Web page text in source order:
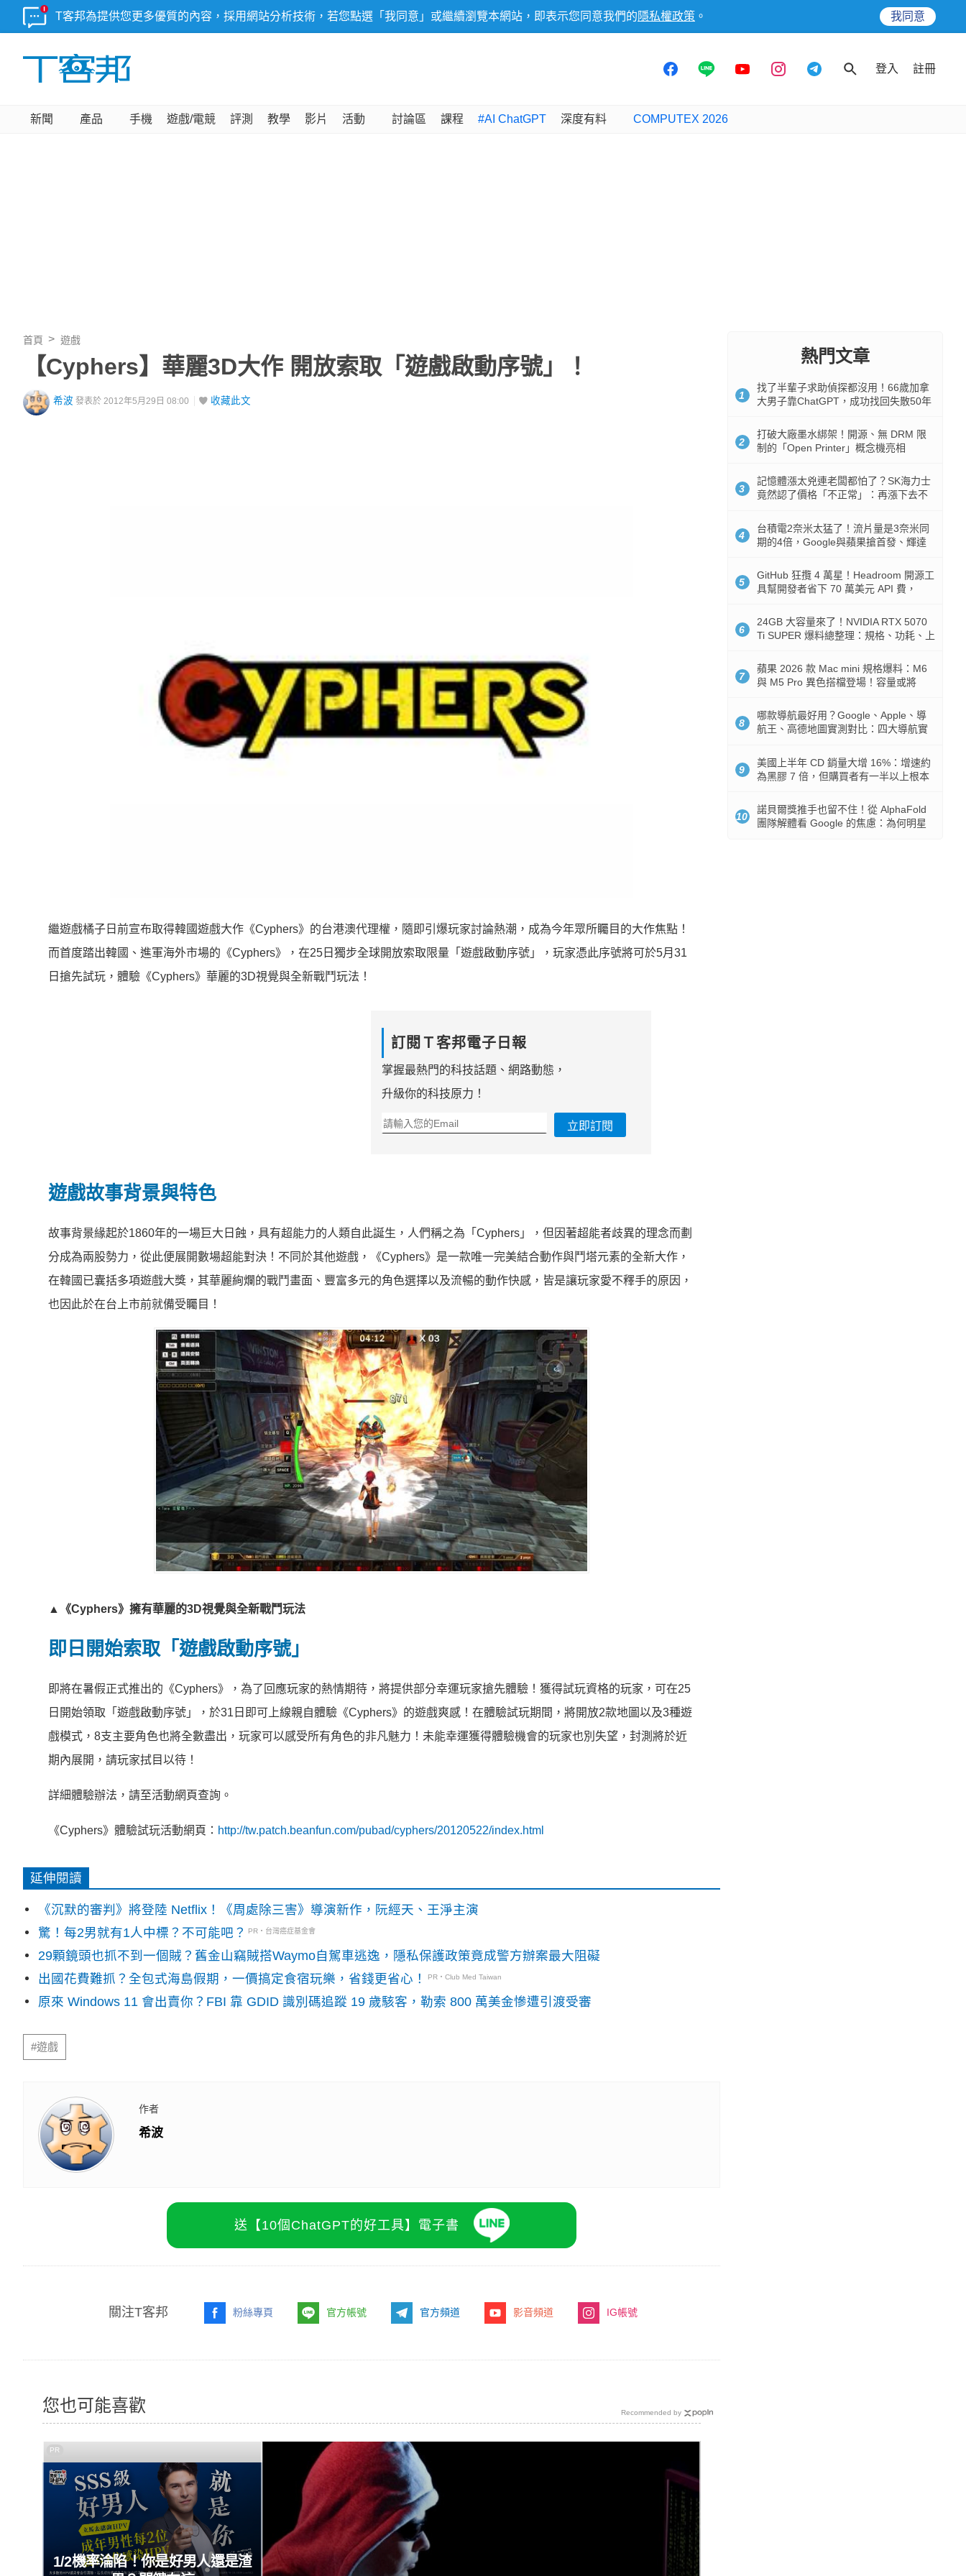
T客邦為提供您更多優質的內容，採用網站分析技術，若您點選「我同意」或繼續瀏覽本網站，即表示您同意我們的 隱私權政策 。 我同意
登入 註冊
新聞 產品 手機 遊戲/電競 評測 教學 影片 活動 討論區 課程 #AI ChatGPT 深度有料 COMPUTEX 2026
首頁 遊戲
【Cyphers】華麗3D大作 開放索取「遊戲啟動序號」！
希波 發表於 2012年5月29日 08:00 收藏此文
繼遊戲橘子日前宣布取得韓國遊戲大作《Cyphers》的台港澳代理權，隨即引爆玩家討論熱潮，成為今年眾所矚目的大作焦點！
而首度踏出韓國、進軍海外市場的《Cyphers》，在25 日獨步全球開放索取限量「遊戲啟動序號」，玩家憑此序號將可於5月 31
日搶先試玩，體驗《Cyphers》華麗的3D視覺與全新戰鬥玩法！
訂閱Ｔ客邦電子日報
掌握最熱門的科技話題、網路動態，
升級你的科技原力！
立即訂閱
遊戲故事背景與特色
故事背景緣起於1860年的一場巨大日蝕，具有超能力的人類自此誕生，人們稱之為「Cyphers」，但因著超能者歧異的理念而劃
分成為兩股勢力，從此便展開數場超能對決！不同於其他遊戲，《Cyphers》是一款唯一完美結合動作與鬥塔元素的全新大作，
在韓國已囊括多項遊戲大獎，其華麗絢爛的戰鬥畫面、豐富多元的角色選擇以及流暢的動作快感，皆是讓玩家愛不釋手的原因，
也因此於在台上市前就備受矚目！
▲ 《Cyphers》擁有華麗的3D視覺與全新戰鬥玩法
即日開始索取「遊戲啟動序號」
即將在暑假正式推出的《Cyphers》，為了回應玩家的熱情期待，將提供部分幸運玩家搶先體驗！獲得試玩資格的玩家，可在25
日開始領取「遊戲啟動序號」，於31日即可上線親自體驗《Cyphers》的遊戲爽感！在體驗試玩期間，將開放2款地圖以及3種遊
戲模式，8支主要角色也將全數盡出，玩家可以感受所有角色的非凡魅力！未能幸運獲得體驗機會的玩家也別失望，封測將於近
期內展開，請玩家拭目以待！
詳細體驗辦法，請至活動網頁查詢。
《Cyphers》體驗試玩活動網頁： http://tw.patch.beanfun.com/pubad/cyphers/20120522/index.html
延伸閱讀
《沉默的審判》將登陸 Netflix！《周處除三害》導演新作，阮經天、王淨主演
驚！每2男就有1人中標？不可能吧？
PR・台灣癌症基金會
29顆鏡頭也抓不到一個賊？舊金山竊賊搭Waymo自駕車逃逸，隱私保護政策竟成警方辦案最大阻礙
出國花費難抓？全包式海島假期，一價搞定食宿玩樂，省錢更省心！
PR・Club Med Taiwan
原來 Windows 11 會出賣你？FBI 靠 GDID 識別碼追蹤 19 歲駭客，勒索 800 萬美金慘遭引渡受審
#遊戲
作者
希波
送【10個ChatGPT的好工具】電子書
關注T客邦 粉絲專頁 官方帳號 官方頻道 影音頻道 IG帳號
您也可能喜歡
1/2機率淪陷！你是好男人還是渣
PR
Recommended by
熱門文章
1
找了半輩子求助偵探都沒用！66歲加拿
大男子靠ChatGPT，成功找回失散50年
2
打破大廠墨水綁架！開源、無 DRM 限
制的「Open Printer」概念機亮相
3
記憶體漲太兇連老闆都怕了？SK海力士
竟然認了價格「不正常」：再漲下去不
4
台積電2奈米太猛了！流片量是3奈米同
期的4倍，Google與蘋果搶首發、輝達
5
GitHub 狂攬 4 萬星！Headroom 開源工
具幫開發者省下 70 萬美元 API 費，
6
24GB 大容量來了！NVIDIA RTX 5070
Ti SUPER 爆料總整理：規格、功耗、上
7
蘋果 2026 款 Mac mini 規格爆料：M6
與 M5 Pro 異色搭檔登場！容量或將
8
哪款導航最好用？Google、Apple、導
航王、高德地圖實測對比：四大導航實
9
美國上半年 CD 銷量大增 16%：增速約
為黑膠 7 倍，但購買者有一半以上根本
10
諾貝爾獎推手也留不住！從 AlphaFold
團隊解體看 Google 的焦慮：為何明星